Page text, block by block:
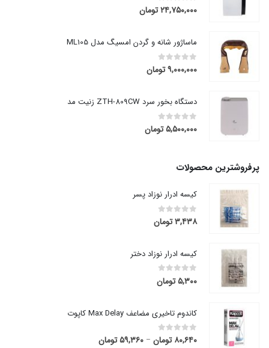
۲۴,۷۵۰,۰۰۰تومان
ماساژور شانه و گردن امسیگ مدل ML105
۹,۰۰۰,۰۰۰تومان
دستگاه بخور سرد ZTH-809CW زنیت مد
۵,۵۰۰,۰۰۰تومان
پرفروشترین محصولات
کیسه ادرار نوزاد پسر
0
out of 5
۳,۴۳۸تومان
کیسه ادرار نوزاد دختر
۵,۳۰۰تومان
کاندوم تاخیری مضاعف Max Delay کاپوت
0
out of 5
۸۰,۶۴۰ تومان – ۵۹,۳۶۰تومانقیمت